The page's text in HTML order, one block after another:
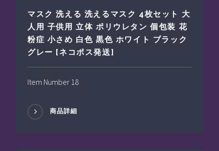
マスク 洗える 洗えるマスク 4枚セット 大
人用 子供用 立体 ポリウレタン 個包装 花
粉症 小さめ 白色 黒色 ホワイト ブラック
グレー [ネコポス発送]
Item Number 18
商品詳細